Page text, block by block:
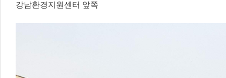
강남환경지원센터 앞쪽